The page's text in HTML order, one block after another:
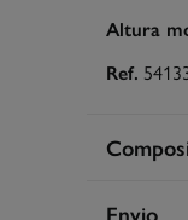
Altura
Ref.
Envio